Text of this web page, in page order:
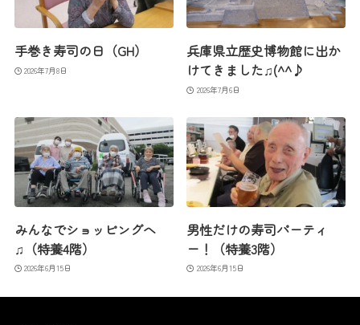
手巻き寿司の日（GH）
2026年7月8日
兵庫県立歴史博物館に出か
けてきました♫(^^♪
2026年7月6日
みんなでショッピングへ
♫（特養4階）
2026年6月15日
男性だけの寿司パーティ
ー！（特養3階）
2026年6月15日